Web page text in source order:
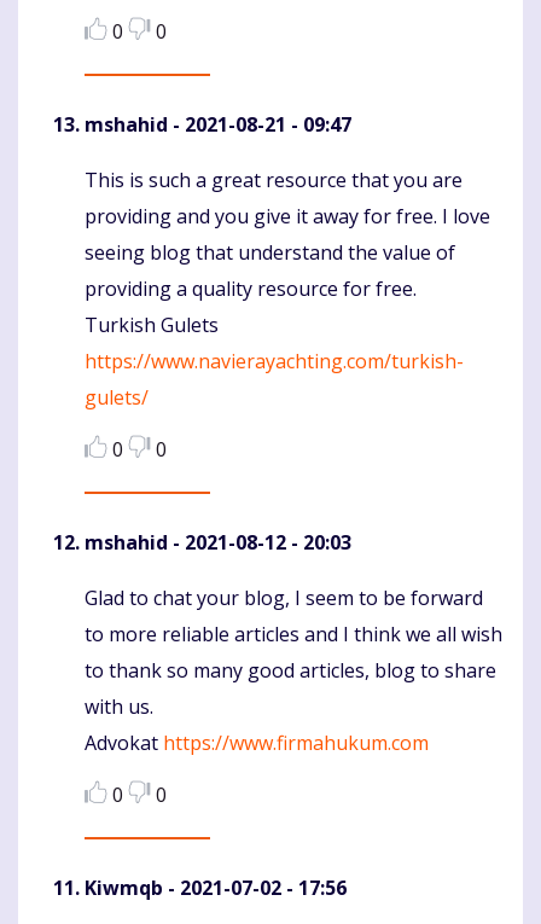
0
0
mshahid - 2021-08-21 - 09:47
Komentaras
This is such a great resource that you are
providing and you give it away for free. I love
seeing blog that understand the value of
providing a quality resource for free.
Turkish Gulets
https://www.navierayachting.com/turkish-
gulets/
0
0
mshahid - 2021-08-12 - 20:03
Komentaras
Glad to chat your blog, I seem to be forward
to more reliable articles and I think we all wish
to thank so many good articles, blog to share
with us.
Advokat https://www.firmahukum.com
0
0
Kiwmqb - 2021-07-02 - 17:56